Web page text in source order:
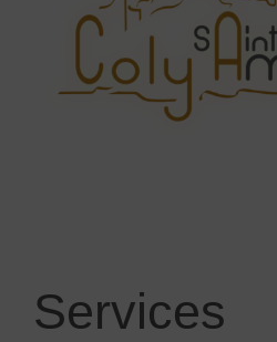
Services